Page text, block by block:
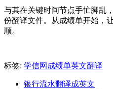
与其在关键时间节点手忙脚乱
份翻译文件。从成绩单开始，
顺。
标签: 学信网成绩单英文翻译
银行流水翻译成英文